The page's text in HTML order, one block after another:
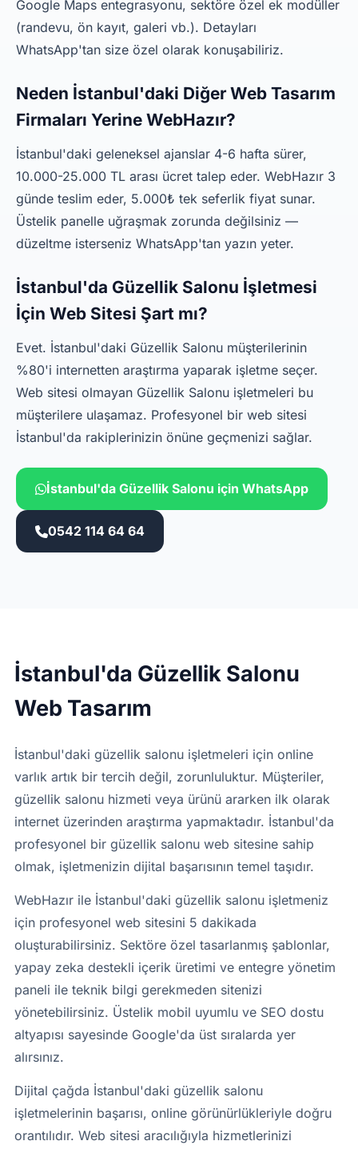
Google Maps entegrasyonu, sektöre özel ek modüller
(randevu, ön kayıt, galeri vb.). Detayları
WhatsApp'tan size özel olarak konuşabiliriz.
Neden İstanbul'daki Diğer Web Tasarım
Firmaları Yerine WebHazır?
İstanbul'daki geleneksel ajanslar 4-6 hafta sürer,
10.000-25.000 TL arası ücret talep eder. WebHazır 3
günde teslim eder, 5.000₺ tek seferlik fiyat sunar.
Üstelik panelle uğraşmak zorunda değilsiniz —
düzeltme isterseniz WhatsApp'tan yazın yeter.
İstanbul'da Güzellik Salonu İşletmesi
İçin Web Sitesi Şart mı?
Evet. İstanbul'daki Güzellik Salonu müşterilerinin
%80'i internetten araştırma yaparak işletme seçer.
Web sitesi olmayan Güzellik Salonu işletmeleri bu
müşterilere ulaşamaz. Profesyonel bir web sitesi
İstanbul'da rakiplerinizin önüne geçmenizi sağlar.
İstanbul'da Güzellik Salonu için WhatsApp
0542 114 64 64
İstanbul'da Güzellik Salonu
Web Tasarım
İstanbul'daki güzellik salonu işletmeleri için online
varlık artık bir tercih değil, zorunluluktur. Müşteriler,
güzellik salonu hizmeti veya ürünü ararken ilk olarak
internet üzerinden araştırma yapmaktadır. İstanbul'da
profesyonel bir güzellik salonu web sitesine sahip
olmak, işletmenizin dijital başarısının temel taşıdır.
WebHazır ile İstanbul'daki güzellik salonu işletmeniz
için profesyonel web sitesini 5 dakikada
oluşturabilirsiniz. Sektöre özel tasarlanmış şablonlar,
yapay zeka destekli içerik üretimi ve entegre yönetim
paneli ile teknik bilgi gerekmeden sitenizi
yönetebilirsiniz. Üstelik mobil uyumlu ve SEO dostu
altyapısı sayesinde Google'da üst sıralarda yer
alırsınız.
Dijital çağda İstanbul'daki güzellik salonu
işletmelerinin başarısı, online görünürlükleriyle doğru
orantılıdır. Web sitesi aracılığıyla hizmetlerinizi